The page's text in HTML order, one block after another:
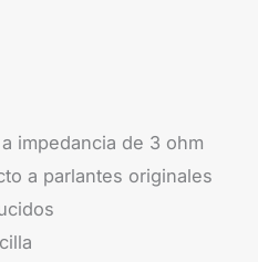
impedancia de 3 ohm
a parlantes originales